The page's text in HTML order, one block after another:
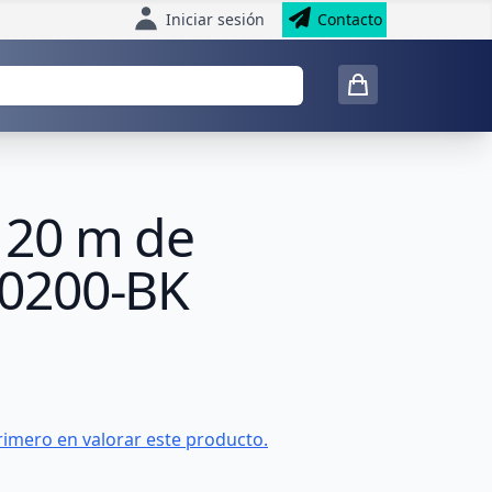
Iniciar sesión Contacto
m de
BK
en valorar este producto.